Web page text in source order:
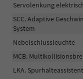
Servolenkung
SCC. Adaptive
System
Nebelschlussleuchte
MCB.
LKA. Spurhalteassistent